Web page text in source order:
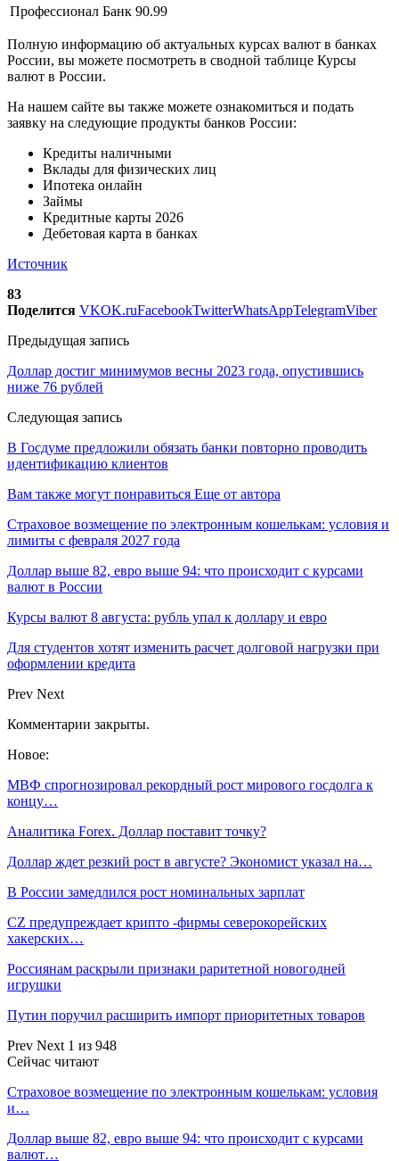
Профессионал Банк 90.99
Полную информацию об актуальных курсах валют в банках
России, вы можете посмотреть в сводной таблице Курсы
валют в России.
На нашем сайте вы также можете ознакомиться и подать
заявку на следующие продукты банков России:
Кредиты наличными
Вклады для физических лиц
Ипотека онлайн
Займы
Кредитные карты 2026
Дебетовая карта в банках
Источник
83
Поделится VKOK.ruFacebookTwitterWhatsAppTelegramViber
Предыдущая запись
Доллар достиг минимумов весны 2023 года, опустившись
ниже 76 рублей
Следующая запись
В Госдуме предложили обязать банки повторно проводить
идентификацию клиентов
Вам также могут понравиться Еще от автора
Страховое возмещение по электронным кошелькам: условия и
лимиты с февраля 2027 года
Доллар выше 82, евро выше 94: что происходит с курсами
валют в России
Курсы валют 8 августа: рубль упал к доллару и евро
Для студентов хотят изменить расчет долговой нагрузки при
оформлении кредита
Prev Next
Комментарии закрыты.
Новое:
МВФ спрогнозировал рекордный рост мирового госдолга к
концу…
Аналитика Forex. Доллар поставит точку?
Доллар ждет резкий рост в августе? Экономист указал на…
В России замедлился рост номинальных зарплат
CZ предупреждает крипто -фирмы северокорейских
хакерских…
Россиянам раскрыли признаки раритетной новогодней
игрушки
Путин поручил расширить импорт приоритетных товаров
Prev Next 1 из 948
Сейчас читают
Страховое возмещение по электронным кошелькам: условия
и…
Доллар выше 82, евро выше 94: что происходит с курсами
валют…